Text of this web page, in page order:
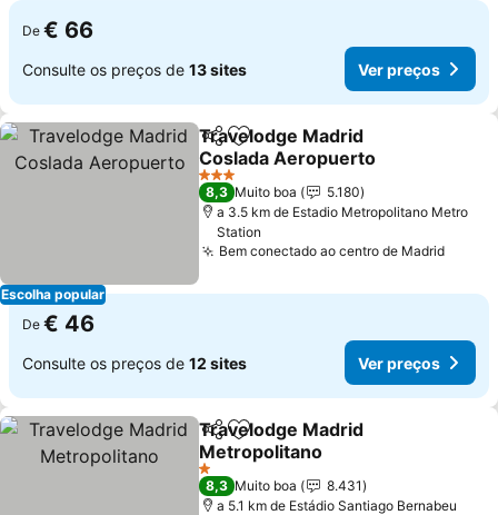
De € 66
Consulte os preços de 13 sites Ver preços
Escolha popular
PartilharAdicionar aos favoritos
Travelodge Madrid
Coslada Aeropuerto
Ver preços
3 Estrelas
8,3 Muito boa
5.180
a 3.5 km de Estadio Metropolitano Metro
Station
Bem conectado ao centro de MadridVer
De € 46
Consulte os preços de 12 sites Ver preços
PartilharAdicionar aos favoritos
Travelodge Madrid
Metropolitano
Ver preços
1 Estrelas
8,3 Muito boa
8.431
a 5.1 km de Estádio Santiago Bernabeu